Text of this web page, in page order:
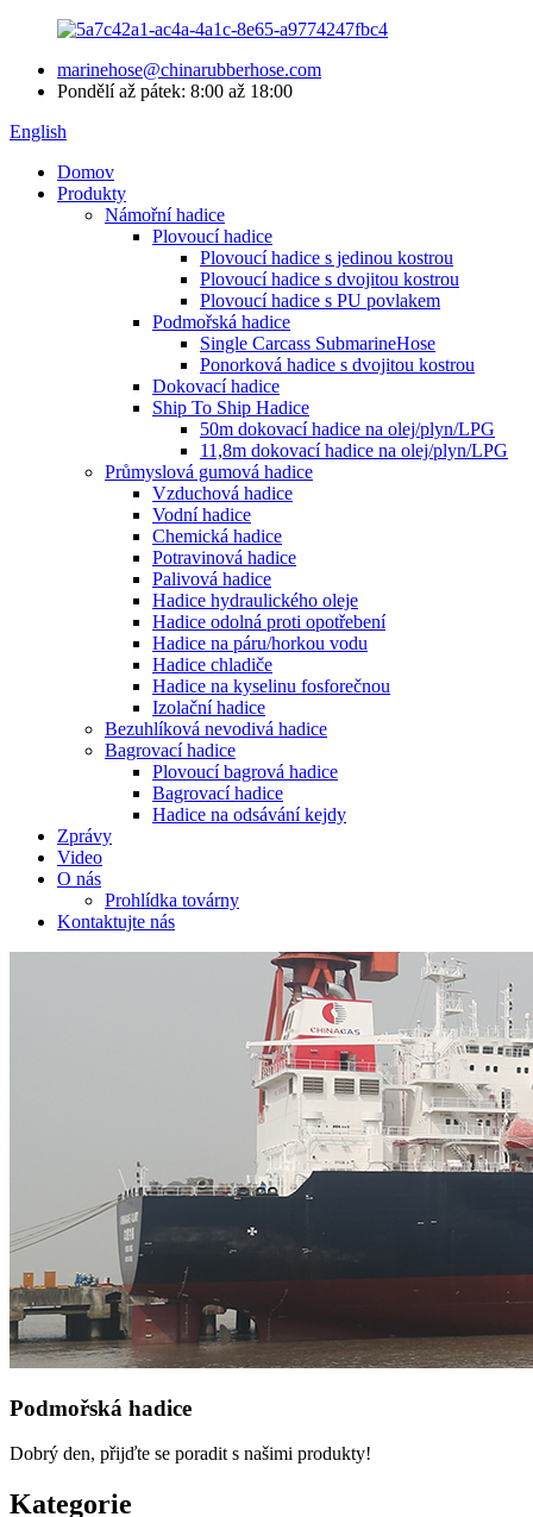
marinehose@chinarubberhose.com
Pondělí až pátek: 8:00 až 18:00
English
Domov
Produkty
Námořní hadice
Plovoucí hadice
Plovoucí hadice s jedinou kostrou
Plovoucí hadice s dvojitou kostrou
Plovoucí hadice s PU povlakem
Podmořská hadice
Single Carcass SubmarineHose
Ponorková hadice s dvojitou kostrou
Dokovací hadice
Ship To Ship Hadice
50m dokovací hadice na olej/plyn/LPG
11,8m dokovací hadice na olej/plyn/LPG
Průmyslová gumová hadice
Vzduchová hadice
Vodní hadice
Chemická hadice
Potravinová hadice
Palivová hadice
Hadice hydraulického oleje
Hadice odolná proti opotřebení
Hadice na páru/horkou vodu
Hadice chladiče
Hadice na kyselinu fosforečnou
Izolační hadice
Bezuhlíková nevodivá hadice
Bagrovací hadice
Plovoucí bagrová hadice
Bagrovací hadice
Hadice na odsávání kejdy
Zprávy
Video
O nás
Prohlídka továrny
Kontaktujte nás
Podmořská hadice
Dobrý den, přijďte se poradit s našimi produkty!
Kategorie